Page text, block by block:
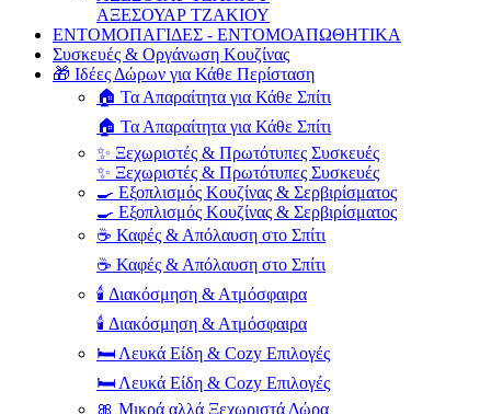
ΑΞΕΣΟΥΑΡ ΤΖΑΚΙΟΥ
ΕΝΤΟΜΟΠΑΓΙΔΕΣ - ΕΝΤΟΜΟΑΠΩΘΗΤΙΚΑ
Συσκευές & Οργάνωση Κουζίνας
🎁 Ιδέες Δώρων για Κάθε Περίσταση
🏠 Τα Απαραίτητα για Κάθε Σπίτι
🏠 Τα Απαραίτητα για Κάθε Σπίτι
✨ Ξεχωριστές & Πρωτότυπες Συσκευές
✨ Ξεχωριστές & Πρωτότυπες Συσκευές
🍳 Εξοπλισμός Κουζίνας & Σερβιρίσματος
🍳 Εξοπλισμός Κουζίνας & Σερβιρίσματος
☕ Καφές & Απόλαυση στο Σπίτι
☕ Καφές & Απόλαυση στο Σπίτι
🕯️ Διακόσμηση & Ατμόσφαιρα
🕯️ Διακόσμηση & Ατμόσφαιρα
🛏️ Λευκά Είδη & Cozy Επιλογές
🛏️ Λευκά Είδη & Cozy Επιλογές
🎀 Μικρά αλλά Ξεχωριστά Δώρα